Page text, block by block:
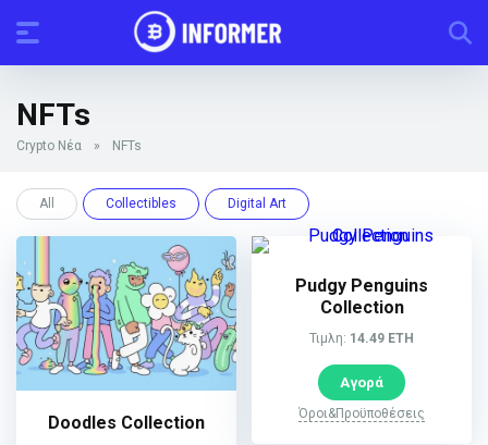
NFTs
Crypto Νέα » NFTs
All Collectibles Digital Art
Doodles Collection
Pudgy Penguins
Collection
Τιμλη: 14.49 ETH
Αγορά
Όροι&Προϋποθέσεις